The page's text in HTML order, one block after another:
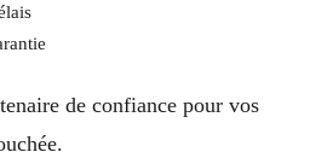
de confiance pour vos